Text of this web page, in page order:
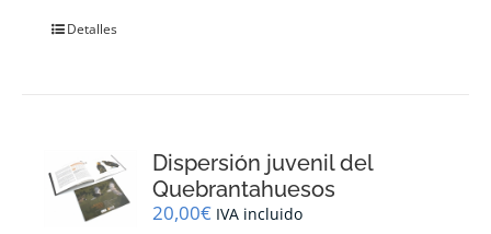
Detalles
Dispersión juvenil del
Quebrantahuesos
20,00€ IVA incluido